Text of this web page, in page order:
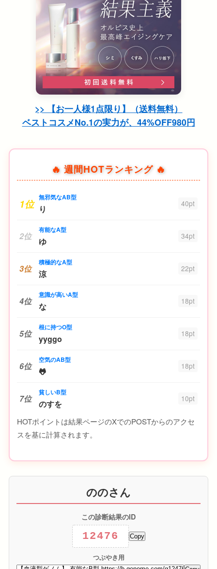
>> 【お一人様1点限り】（送料無料）
ベストコスメNo.1の実力が、44%OFF980円
🔥 週間HOTランキング 🔥
1位 無邪気なAB型
り 40pt
2位
有能なA型
ゆ 34pt
3位
積極的なA型
涼 22pt
4位
意識が高いA型
な 18pt
5位
根に持つO型
yyggo 18pt
6位
空気のAB型
🐸 18pt
7位
貧しいB型
のすを 10pt
HOTポイントは結果ページのXでのPOSTからのアクセ
スを基に計算されます。
ののさん
この診断結果のID
12476 Copy
つぶやき用